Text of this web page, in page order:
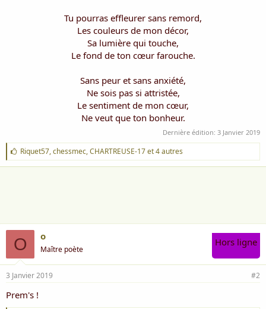
Tu pourras effleurer sans remord,
Les couleurs de mon décor,
Sa lumière qui touche,
Le fond de ton cœur farouche.
Sans peur et sans anxiété,
Ne sois pas si attristée,
Le sentiment de mon cœur,
Ne veut que ton bonheur.​
Dernière édition: 3 Janvier 2019
J
'
a
Riquet57,chessmec,CHARTREUSE-17et 4 autres
O o
Maître poète
Hors ligne
3 Janvier 2019 #2
Prem's !